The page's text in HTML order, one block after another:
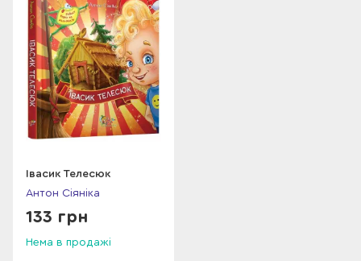
Івасик Телесюк
Антон Сіяніка
133 грн
Нема в продажі